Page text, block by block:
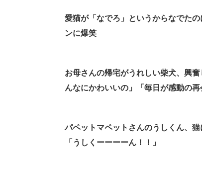
愛猫が「なでろ」というからなでた
ンに爆笑
お母さんの帰宅がうれしい柴犬、興
んなにかわいいの」「毎日が感動の再
パペットマペットさんのうしくん、
「うしくーーーーん！！」